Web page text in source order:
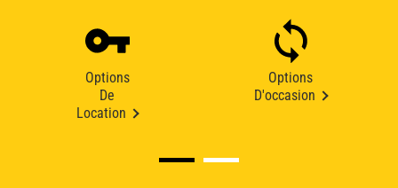
Options
De
Location
Options
D'occasion